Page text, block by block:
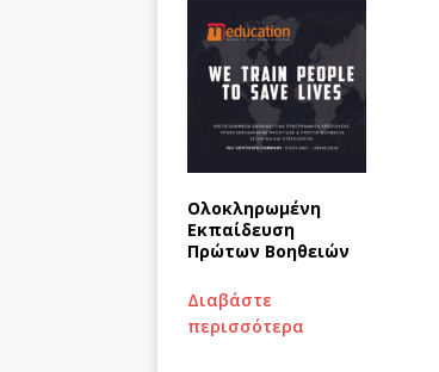
Ολοκληρωμένη
Εκπαίδευση
Πρώτων Βοηθειών
Διαβάστε
περισσότερα